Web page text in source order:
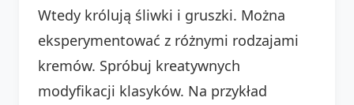
Wtedy królują śliwki i gruszki. Można
eksperymentować z różnymi rodzajami
kremów. Spróbuj kreatywnych
modyfikacji klasyków. Na przykład